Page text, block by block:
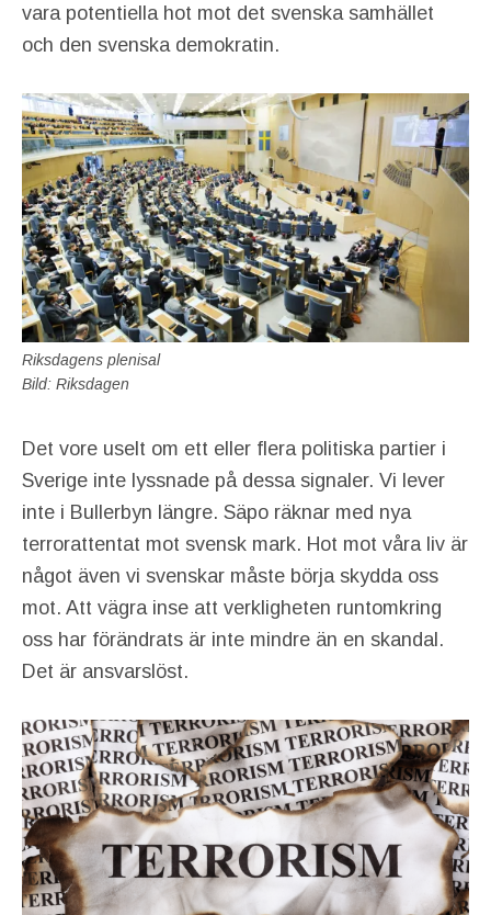
vara potentiella hot mot det svenska samhället
och den svenska demokratin.
Riksdagens plenisal
Bild: Riksdagen
Det vore uselt om ett eller flera politiska partier i
Sverige inte lyssnade på dessa signaler. Vi lever
inte i Bullerbyn längre. Säpo räknar med nya
terrorattentat mot svensk mark. Hot mot våra liv är
något även vi svenskar måste börja skydda oss
mot. Att vägra inse att verkligheten runtomkring
oss har förändrats är inte mindre än en skandal.
Det är ansvarslöst.